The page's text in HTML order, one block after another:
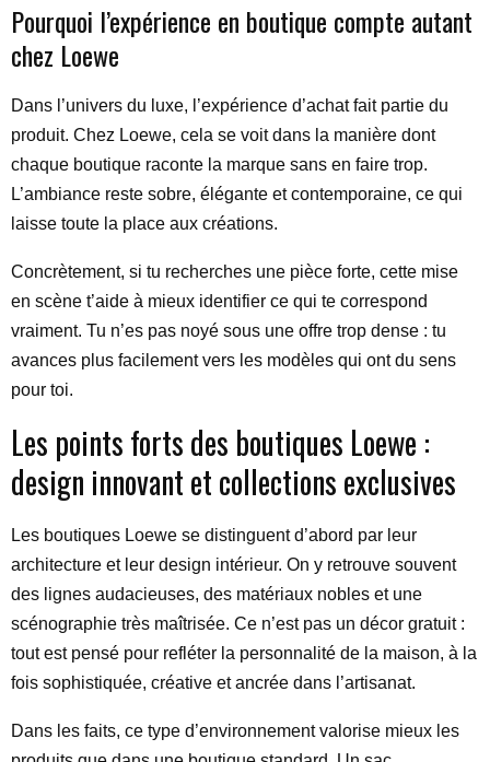
Pourquoi l’expérience en boutique compte autant
chez Loewe
Dans l’univers du luxe, l’expérience d’achat fait partie du
produit. Chez Loewe, cela se voit dans la manière dont
chaque boutique raconte la marque sans en faire trop.
L’ambiance reste sobre, élégante et contemporaine, ce qui
laisse toute la place aux créations.
Concrètement, si tu recherches une pièce forte, cette mise
en scène t’aide à mieux identifier ce qui te correspond
vraiment. Tu n’es pas noyé sous une offre trop dense : tu
avances plus facilement vers les modèles qui ont du sens
pour toi.
Les points forts des boutiques Loewe :
design innovant et collections exclusives
Les boutiques Loewe se distinguent d’abord par leur
architecture et leur design intérieur. On y retrouve souvent
des lignes audacieuses, des matériaux nobles et une
scénographie très maîtrisée. Ce n’est pas un décor gratuit :
tout est pensé pour refléter la personnalité de la maison, à la
fois sophistiquée, créative et ancrée dans l’artisanat.
Dans les faits, ce type d’environnement valorise mieux les